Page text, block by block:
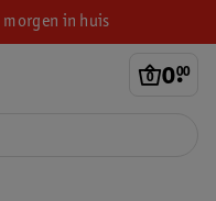
in huis
0.
00